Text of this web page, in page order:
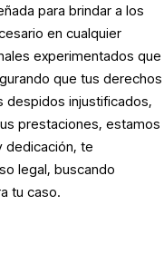
para brindar a los
en cualquier
experimentados que
que tus derechos
despidos injustificados,
prestaciones, estamos
dedicación, te
legal, buscando
tu caso.